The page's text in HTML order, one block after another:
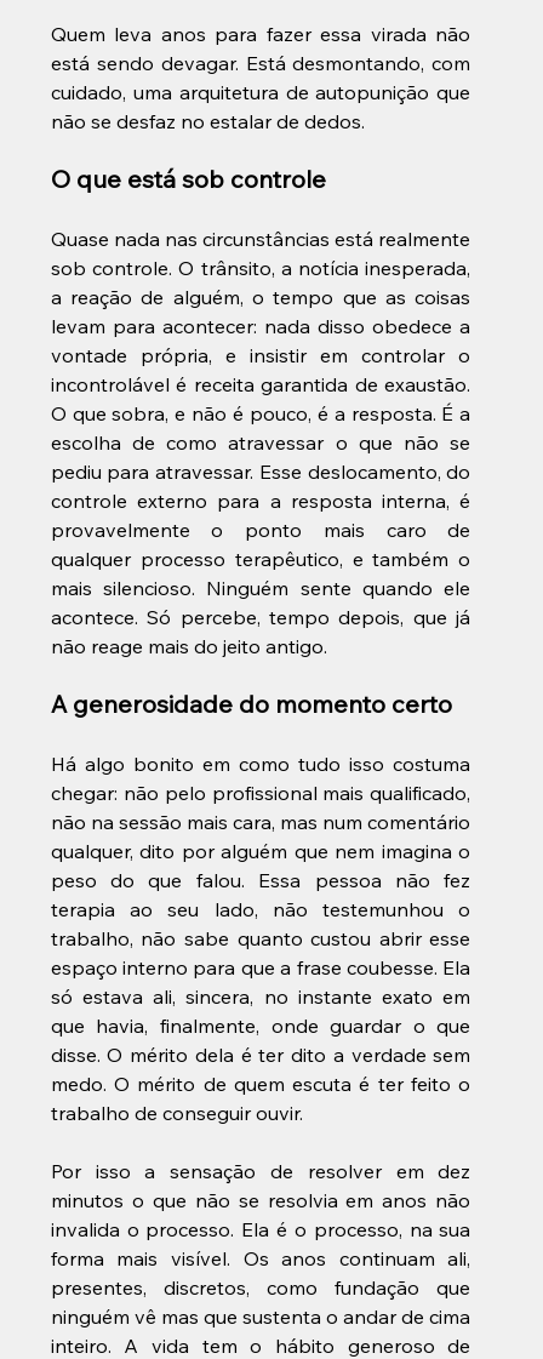
Quem leva anos para fazer essa virada não
está sendo devagar. Está desmontando, com
cuidado, uma arquitetura de autopunição que
não se desfaz no estalar de dedos.
O que está sob controle
Quase nada nas circunstâncias está realmente
sob controle. O trânsito, a notícia inesperada,
a reação de alguém, o tempo que as coisas
levam para acontecer: nada disso obedece a
vontade própria, e insistir em controlar o
incontrolável é receita garantida de exaustão.
O que sobra, e não é pouco, é a resposta. É a
escolha de como atravessar o que não se
pediu para atravessar. Esse deslocamento, do
controle externo para a resposta interna, é
provavelmente o ponto mais caro de
qualquer processo terapêutico, e também o
mais silencioso. Ninguém sente quando ele
acontece. Só percebe, tempo depois, que já
não reage mais do jeito antigo.
A generosidade do momento certo
Há algo bonito em como tudo isso costuma
chegar: não pelo profissional mais qualificado,
não na sessão mais cara, mas num comentário
qualquer, dito por alguém que nem imagina o
peso do que falou. Essa pessoa não fez
terapia ao seu lado, não testemunhou o
trabalho, não sabe quanto custou abrir esse
espaço interno para que a frase coubesse. Ela
só estava ali, sincera, no instante exato em
que havia, finalmente, onde guardar o que
disse. O mérito dela é ter dito a verdade sem
medo. O mérito de quem escuta é ter feito o
trabalho de conseguir ouvir.
Por isso a sensação de resolver em dez
minutos o que não se resolvia em anos não
invalida o processo. Ela é o processo, na sua
forma mais visível. Os anos continuam ali,
presentes, discretos, como fundação que
ninguém vê mas que sustenta o andar de cima
inteiro. A vida tem o hábito generoso de